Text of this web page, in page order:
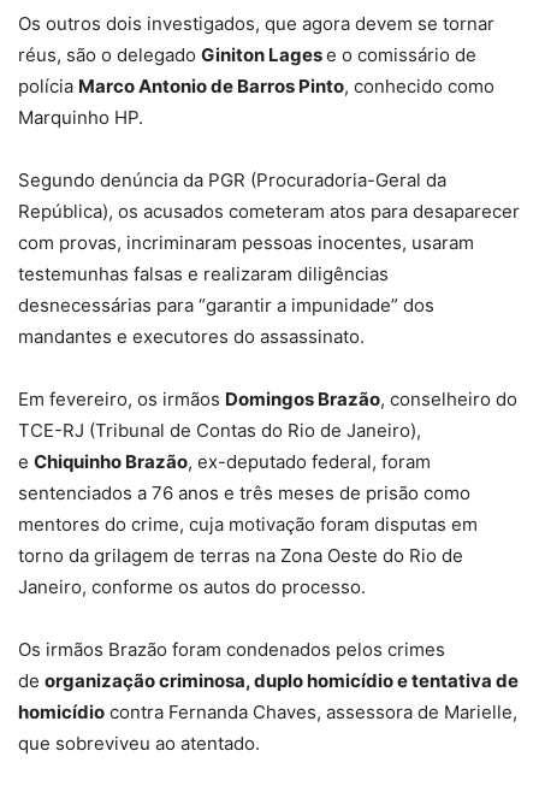
Os outros dois investigados, que agora devem se tornar
réus, são o delegado Giniton Lagese o comissário de
polícia Marco Antonio de Barros Pinto, conhecido como
Marquinho HP.
Segundo denúncia da PGR (Procuradoria-Geral da
República), os acusados cometeram atos para desaparecer
com provas, incriminaram pessoas inocentes, usaram
testemunhas falsas e realizaram diligências
desnecessárias para “garantir a impunidade” dos
mandantes e executores do assassinato.
Em fevereiro, os irmãos Domingos Brazão, conselheiro do
TCE-RJ (Tribunal de Contas do Rio de Janeiro),
e Chiquinho Brazão, ex-deputado federal, foram
sentenciados a 76 anos e três meses de prisão como
mentores do crime, cuja motivação foram disputas em
torno da grilagem de terras na Zona Oeste do Rio de
Janeiro, conforme os autos do processo.
Os irmãos Brazão foram condenados pelos crimes
de organização criminosa, duplo homicídio e tentativa de
homicídio contra Fernanda Chaves, assessora de Marielle,
que sobreviveu ao atentado.